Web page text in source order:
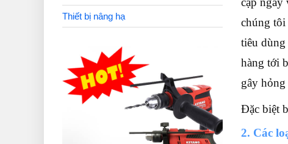
chúng
tiêu
hàng tới
gây hỏng
Đặc biệt
2. Các
Thiết bị nâng hạ